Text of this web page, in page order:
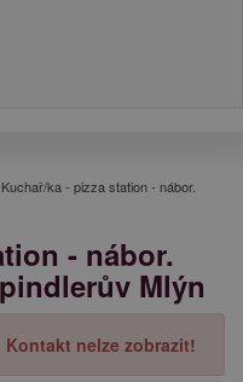
ka - pizza station - nábor.
- nábor.
Mlýn
Kontakt nelze zobrazit!